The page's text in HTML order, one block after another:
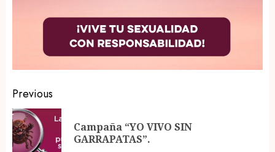
Post
navigation
Previous
Campaña “YO VIVO SIN
GARRAPATAS”.